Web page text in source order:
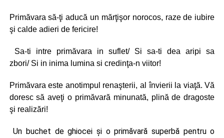
Primăvara să-ţi aducă un mărţişor norocos, raze de iubire
şi calde adieri de fericire!
Sa-ti intre primăvara in suflet/ Si sa-ti dea aripi sa
zbori/ Si in inima lumina si credinţa-n viitor!
Primăvara este anotimpul renaşterii, al învierii la viaţă. Vă
doresc să aveţi o primăvară minunată, plină de dragoste
şi realizări!
Un buchet de ghiocei şi o primăvară superbă pentru o